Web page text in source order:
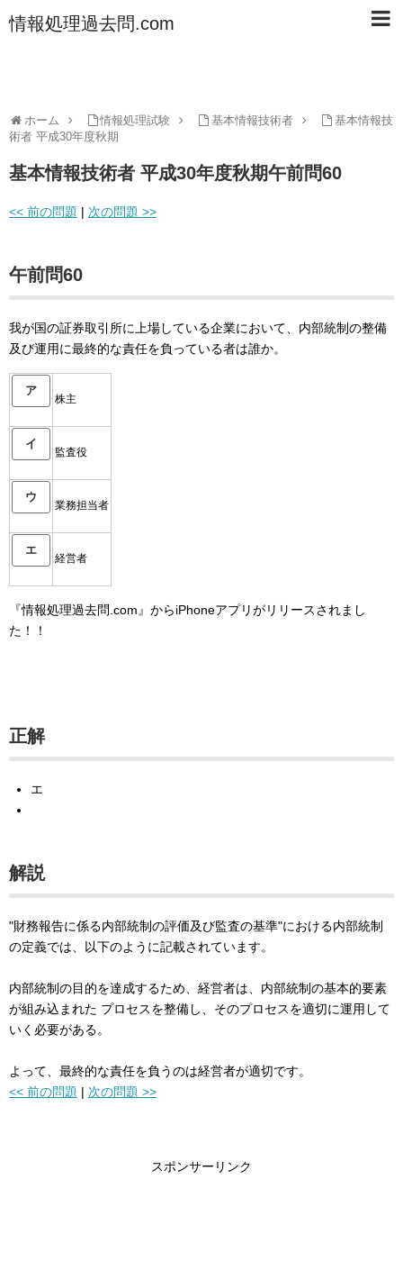
情報処理過去問.com
ホーム 情報処理試験 基本情報技術者
基本情報技
術者 平成30年度秋期
基本情報技術者 平成30年度秋期午前問60
<< 前の問題 | 次の問題 >>
午前問60
我が国の証券取引所に上場している企業において、内部統制の整備
及び運用に最終的な責任を負っている者は誰か。
ア
株主
イ
監査役
ウ
業務担当者
エ
経営者
『情報処理過去問.com』からiPhoneアプリがリリースされまし
た！！
正解
エ
解説
"財務報告に係る内部統制の評価及び監査の基準"における内部統制
の定義では、以下のように記載されています。
内部統制の目的を達成するため、経営者は、内部統制の基本的要素
が組み込まれた プロセスを整備し、そのプロセスを適切に運用して
いく必要がある。
よって、最終的な責任を負うのは経営者が適切です。
<< 前の問題 | 次の問題 >>
スポンサーリンク